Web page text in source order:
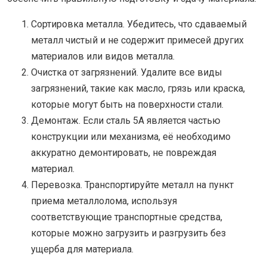
Сортировка металла. Убедитесь, что сдаваемый
металл чистый и не содержит примесей других
материалов или видов металла.
Очистка от загрязнений. Удалите все виды
загрязнений, такие как масло, грязь или краска,
которые могут быть на поверхности стали.
Демонтаж. Если сталь 5A является частью
конструкции или механизма, её необходимо
аккуратно демонтировать, не повреждая
материал.
Перевозка. Транспортируйте металл на пункт
приема металлолома, используя
соответствующие транспортные средства,
которые можно загрузить и разгрузить без
ущерба для материала.